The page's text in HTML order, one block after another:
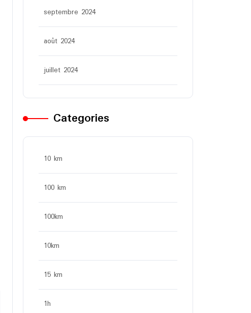
septembre 2024
août 2024
juillet 2024
Categories
10 km
100 km
100km
10km
15 km
1h